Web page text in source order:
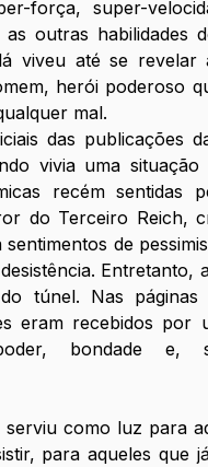
força, super-
outras habilidades
viveu até se revelar
herói poderoso
mal.
das publicações
vivia uma situação
recém sentidas
do Terceiro Reich,
de
Entretanto,
túnel. Nas páginas
eram recebidos por
bondade e,
serviu como luz para
para aqueles que